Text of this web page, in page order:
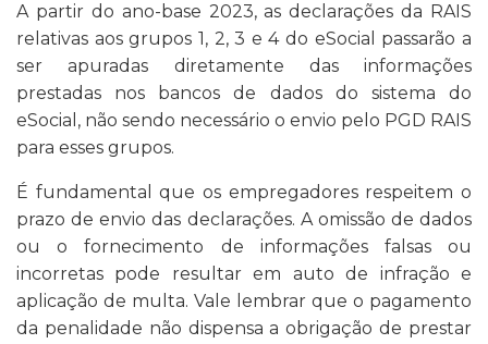
A partir do ano-base 2023, as declarações da RAIS
relativas aos grupos 1, 2, 3 e 4 do eSocial passarão a
ser apuradas diretamente das informações
prestadas nos bancos de dados do sistema do
eSocial, não sendo necessário o envio pelo PGD RAIS
para esses grupos.
É fundamental que os empregadores respeitem o
prazo de envio das declarações. A omissão de dados
ou o fornecimento de informações falsas ou
incorretas pode resultar em auto de infração e
aplicação de multa. Vale lembrar que o pagamento
da penalidade não dispensa a obrigação de prestar